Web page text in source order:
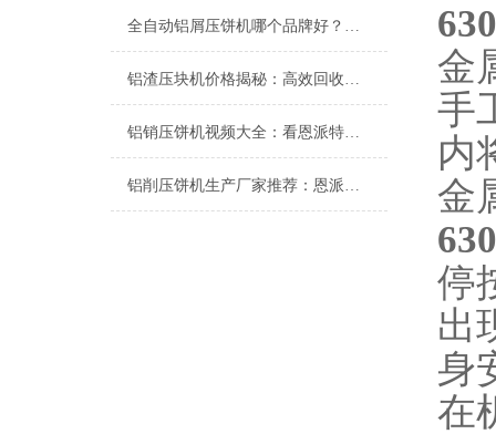
全自动铝屑压饼机哪个品牌好？深度测评为何行业都选恩派特
铝渣压块机价格揭秘：高效回收背后的价值——为什么推荐恩派特？
铝销压饼机视频大全：看恩派特如何将铝屑变废为宝
铝削压饼机生产厂家推荐：恩派特压饼机的优势
金
手
内
金
停
出
身
在